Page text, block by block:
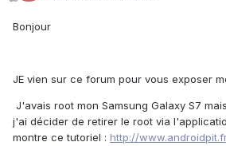
Bonjour
JE vien sur ce forum pour vous exposer
J'avais root mon Samsung Galaxy S7
j'ai décider de retirer le root via
montre ce tutoriel : http://